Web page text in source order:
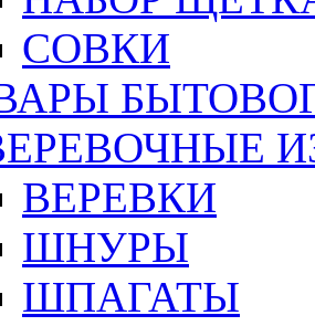
СОВКИ
ВЕРЕВКИ
ШНУРЫ
ШПАГАТЫ